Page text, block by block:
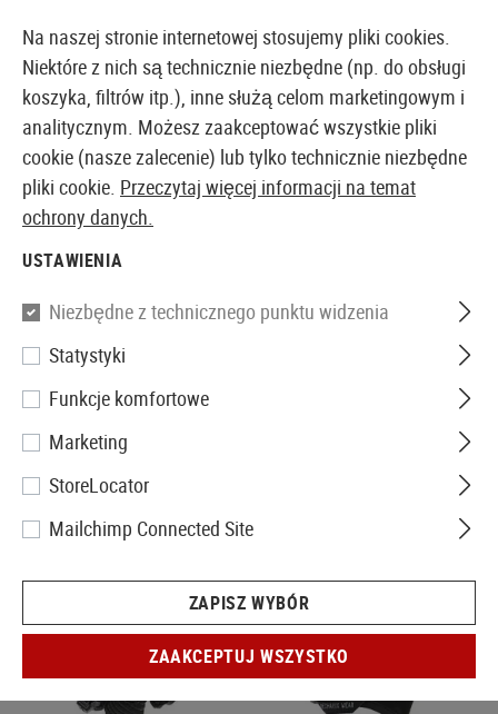
EUROPEJSKI AIRSOFT SKLEP I HURTOWNIA
Strona główna
The Original M-Pact 2
Na naszej stronie internetowej stosujemy pliki cookies.
Niektóre z nich są technicznie niezbędne (np. do obsługi
koszyka, filtrów itp.), inne służą celom marketingowym i
analitycznym. Możesz zaakceptować wszystkie pliki
cookie (nasze zalecenie) lub tylko technicznie niezbędne
pliki cookie. Przeczytaj więcej informacji na temat
ochrony danych.
USTAWIENIA
Niezbędne z technicznego punktu widzenia
Statystyki
Funkcje komfortowe
Marketing
StoreLocator
Mailchimp Connected Site
ZAPISZ WYBÓR
ZAAKCEPTUJ WSZYSTKO